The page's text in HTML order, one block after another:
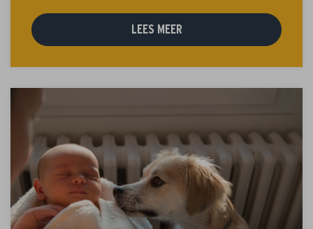
LEES MEER